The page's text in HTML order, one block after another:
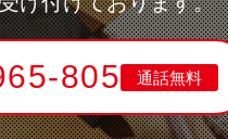
805 通話無料